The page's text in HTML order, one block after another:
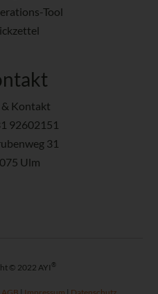
Tool
Kontakt
92602151
31
Ulm
© 2022 AYI ®